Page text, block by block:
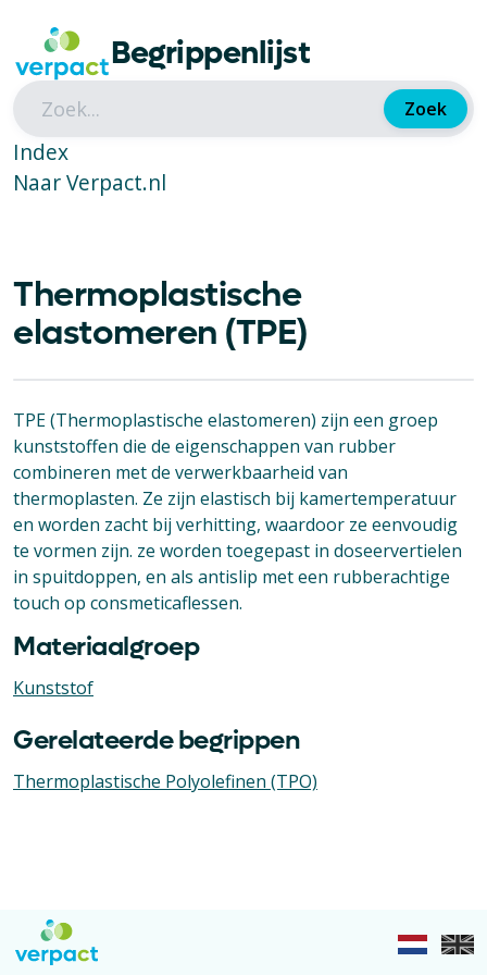
Begrippenlijst
Zoek
Index
Naar Verpact.nl
Thermoplastische
elastomeren (TPE)
TPE (Thermoplastische elastomeren) zijn een groep
kunststoffen die de eigenschappen van rubber
combineren met de verwerkbaarheid van
thermoplasten. Ze zijn elastisch bij kamertemperatuur
en worden zacht bij verhitting, waardoor ze eenvoudig
te vormen zijn. ze worden toegepast in doseervertielen
in spuitdoppen, en als antislip met een rubberachtige
touch op consmeticaflessen.
Materiaalgroep
Kunststof
Gerelateerde begrippen
Thermoplastische Polyolefinen (TPO)